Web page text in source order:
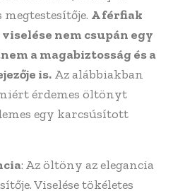
megtestesítője. A férfiak
nem csupán egy
a magabiztosság és a
is. Az alábbiakban
érdemes öltönyt
egy karcsúsított
: Az öltöny az elegancia
Viselése tökéletes